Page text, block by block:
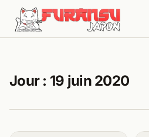
Aller au contenu
Jour : 19 juin 2020